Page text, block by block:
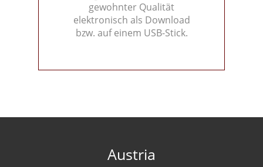
gewohnter Qualität
elektronisch als Download
bzw. auf einem USB-Stick.
Austria